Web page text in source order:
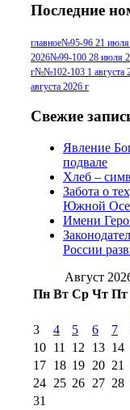
июля 2017 г
г(13) №96 28
июля 2014 г
2016 г(13)
июля 2017
2012 г
(15)
(15)№98 1
августа 2016 г
№98 8 августа
августа
2017 г(9)
2016 г(12)
августа
августа 2013
Последние
главное№95-96 21 июля
2026№99-100 28 июля
г№№102-103 1 августа
августа 2026 г
Свежие
Явление
подвале
Хлеб –
Забота о
Южной
Имени
России
Август
Пн Вт Ср Чт Пт
3
4 5 6 7
10 11 12 13 14
17 18 19 20 21
24 25 26 27 28
31